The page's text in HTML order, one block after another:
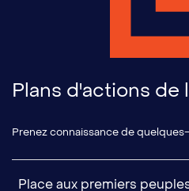
Plans d'actions de
Prenez connaissance de
Place aux premiers